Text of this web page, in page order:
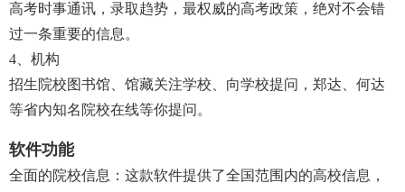
高考时事通讯，录取趋势，最权威的高考政策，绝对不会错
过一条重要的信息。
4、机构
招生院校图书馆、馆藏关注学校、向学校提问，郑达、何达
等省内知名院校在线等你提问。
软件功能
全面的院校信息：这款软件提供了全国范围内的高校信息，